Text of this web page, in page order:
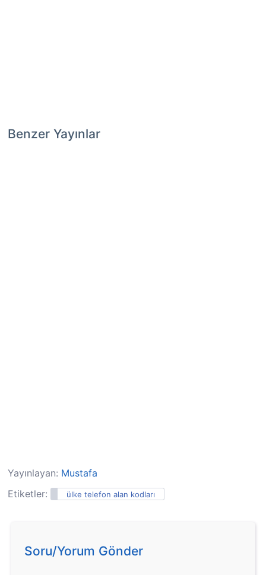
Benzer Yayınlar
Yayınlayan: Mustafa
Etiketler:
ülke telefon alan kodları
Soru/Yorum Gönder